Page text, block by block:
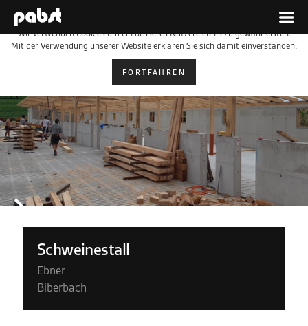
Schweinestall
Ebner
Biberbach
Wir verwenden Cookies um ein besseres Nutzerelebnis zu gewährleisten.
Mit der Verwendung unserer Website erklären Sie sich damit einverstanden.
FORTFAHREN